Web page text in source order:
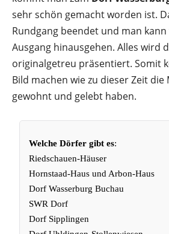
sehr schön gemacht worden ist.
Rundgang beendet und man
Ausgang hinausgehen. Alles wird
originalgetreu präsentiert. Somit
Bild machen wie zu dieser Zeit
gewohnt und gelebt haben.
Welche Dörfer gibt es:
Riedschauen-Häuser
Hornstaad-Haus und Arbon-Haus
Dorf Wasserburg Buchau
SWR Dorf
Dorf Sipplingen